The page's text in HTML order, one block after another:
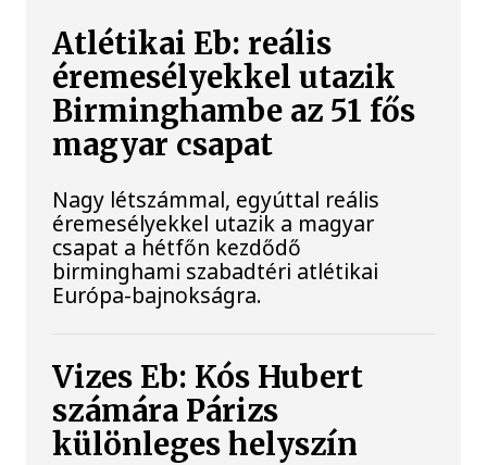
Atlétikai Eb: reális
éremesélyekkel utazik
Birminghambe az 51 fős
magyar csapat
Nagy létszámmal, egyúttal reális
éremesélyekkel utazik a magyar
csapat a hétfőn kezdődő
birminghami szabadtéri atlétikai
Európa-bajnokságra.
Vizes Eb: Kós Hubert
számára Párizs
különleges helyszín